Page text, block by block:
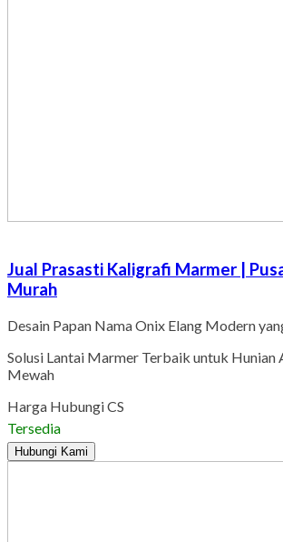
Jual Prasasti Kaligrafi Marmer |
Murah
Desain Papan Nama Onix Elang Modern
Solusi Lantai Marmer Terbaik untuk Hunian
Mewah
Harga Hubungi CS
Tersedia
Hubungi Kami